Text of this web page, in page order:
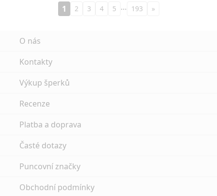
1 2 3 4 5 … 193 »
O nás
Kontakty
Výkup šperků
Recenze
Platba a doprava
Časté dotazy
Puncovní značky
Obchodní podmínky